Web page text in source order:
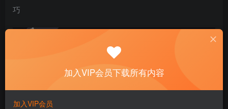
巧
加入VIP会员下载所有内容
加入VIP会员